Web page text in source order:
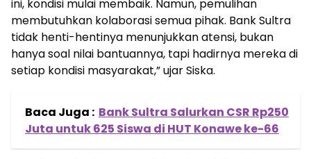
ini, kondisi mulai membaik. Namun, pemulihan
membutuhkan kolaborasi semua pihak. Bank Sultra
tidak henti-hentinya menunjukkan atensi, bukan
hanya soal nilai bantuannya, tapi hadirnya mereka di
setiap kondisi masyarakat,” ujar Siska.
Baca Juga : Bank Sultra Salurkan CSR Rp250
Juta untuk 625 Siswa di HUT Konawe ke-66